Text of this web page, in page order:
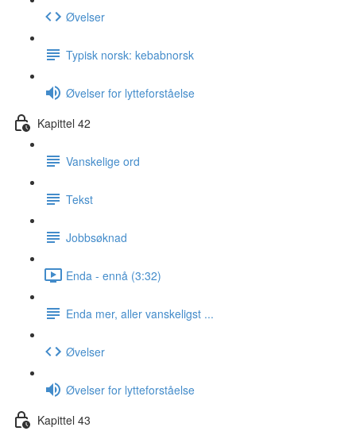
Øvelser
Typisk norsk: kebabnorsk
Øvelser for lytteforståelse
Kapittel 42
Vanskelige ord
Tekst
Jobbsøknad
Enda - ennå (3:32)
Enda mer, aller vanskeligst ...
Øvelser
Øvelser for lytteforståelse
Kapittel 43